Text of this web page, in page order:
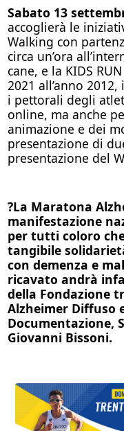
Sabato 13
accoglierà le
Walking con
circa un’ora
cane, e la KIDS
2021 all’anno
i pettorali degli
online, ma anche
animazione e dei
presentazione di
presentazione del
?La Maratona
manifestazione
per tutti coloro
tangibile
con demenza e
ricavato andrà
della Fondazione
Alzheimer Diffuso
Documentazione,
Giovanni Bissoni.